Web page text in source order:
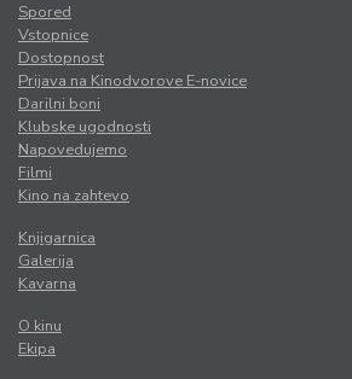
Spored
Vstopnice
Dostopnost
Prijava na Kinodvorove E-novice
Darilni boni
Klubske ugodnosti
Napovedujemo
Filmi
Kino na zahtevo
Knjigarnica
Galerija
Kavarna
O kinu
Ekipa